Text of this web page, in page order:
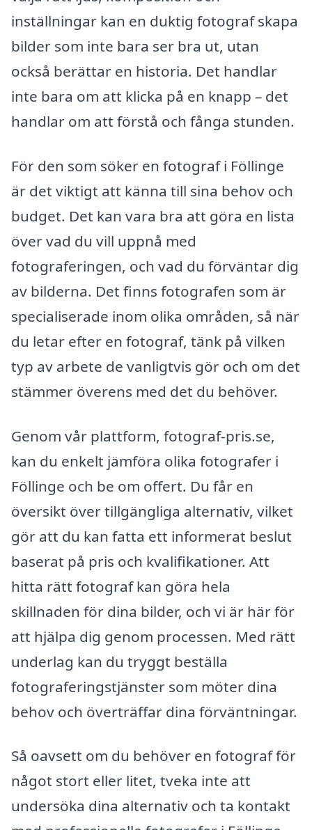
inställningar kan en duktig fotograf skapa
bilder som inte bara ser bra ut, utan
också berättar en historia. Det handlar
inte bara om att klicka på en knapp – det
handlar om att förstå och fånga stunden.
För den som söker en fotograf i Föllinge
är det viktigt att känna till sina behov och
budget. Det kan vara bra att göra en lista
över vad du vill uppnå med
fotograferingen, och vad du förväntar dig
av bilderna. Det finns fotografen som är
specialiserade inom olika områden, så när
du letar efter en fotograf, tänk på vilken
typ av arbete de vanligtvis gör och om det
stämmer överens med det du behöver.
Genom vår plattform, fotograf-pris.se,
kan du enkelt jämföra olika fotografer i
Föllinge och be om offert. Du får en
översikt över tillgängliga alternativ, vilket
gör att du kan fatta ett informerat beslut
baserat på pris och kvalifikationer. Att
hitta rätt fotograf kan göra hela
skillnaden för dina bilder, och vi är här för
att hjälpa dig genom processen. Med rätt
underlag kan du tryggt beställa
fotograferingstjänster som möter dina
behov och överträffar dina förväntningar.
Så oavsett om du behöver en fotograf för
något stort eller litet, tveka inte att
undersöka dina alternativ och ta kontakt